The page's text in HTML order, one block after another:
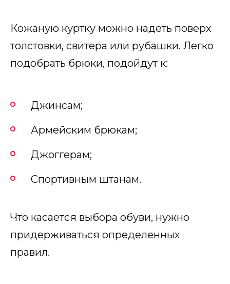
Кожаную куртку можно надеть поверх
толстовки, свитера или рубашки. Легко
подобрать брюки, подойдут к:
Джинсам;
Армейским брюкам;
Джоггерам;
Спортивным штанам.
Что касается выбора обуви, нужно
придерживаться определенных
правил.